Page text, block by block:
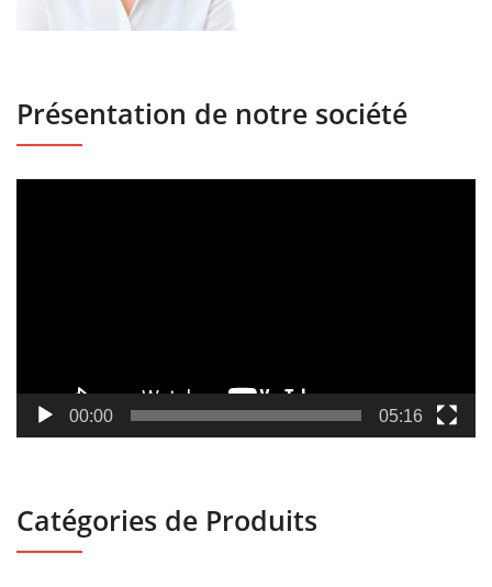
Présentation de notre société
00:00 05:16
Catégories de Produits